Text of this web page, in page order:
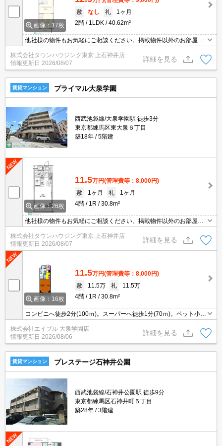
画像：17枚
敷
なし 礼
1ヶ月
2階
1LDK 40.62m²
他社様の物件もお気軽にご相談ください。掲載物件以外のお部屋も
ご紹介出来ます。明るく元気なスタッフが丁寧にご対応させていた
だきます。当店ならオンラインで見学・接客可能です！お気軽にお
問い合わせ下さい☆★
株式会社タウンハウジング東京 上石神井店
情報更新日 2026/08/07
詳細を見る
賃貸マンション プライマル大泉学園
西武池袋線/大泉学園駅 徒歩3分
東京都練馬区東大泉６丁目
築18年
5階建
画像：26枚
11.5万円(管理費等：8,000円)
敷
1ヶ月 礼
1ヶ月
4階
1R 30.8m²
他社様の物件もお気軽にご相談ください。掲載物件以外のお部屋も
ご紹介出来ます。明るく元気なスタッフが丁寧にご対応させていた
だきます。当店ならオンラインで見学・接客可能です！お気軽にお
問い合わせ下さい☆★
株式会社タウンハウジング東京 上石神井店
情報更新日 2026/08/07
詳細を見る
画像：16枚
11.5万円(管理費等：8,000円)
敷
11.5万 礼
11.5万
4階
1R 30.8m²
コンビニへ徒歩2分(100ｍ)。スーパーへ徒歩1分(70ｍ)。ペット小型
2匹まで可。ペット飼育の場合、敷金1ヵ月分増。最新の空室状況は
お気軽にお問い合わせ下さい。
株式会社エイブル 大泉学園店
情報更新日 2026/08/06
詳細を見る
賃貸マンション プレステージ石神井公園
西武池袋線/石神井公園駅 徒歩9分
東京都練馬区石神井町５丁目
築28年
3階建